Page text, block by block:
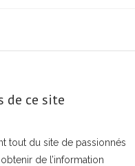
de ce site
tout du site de passionnés
de l’information